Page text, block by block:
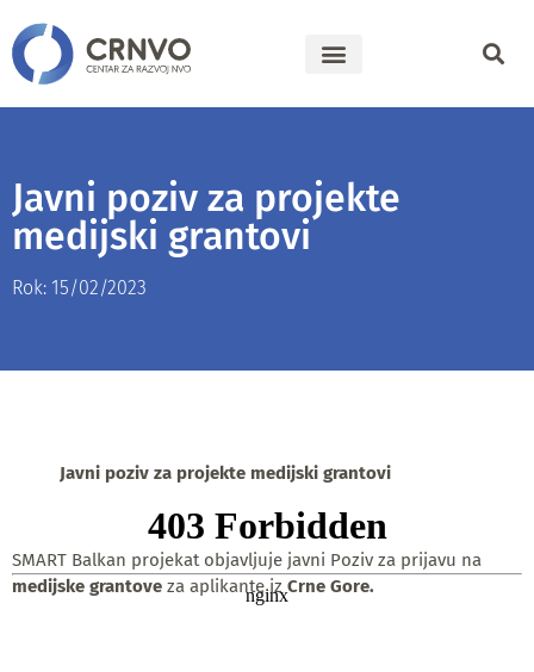
Javni poziv za projekte
medijski grantovi
Rok: 15/02/2023
Javni poziv za projekte medijski grantovi
SMART Balkan projekat objavljuje javni Poziv za prijavu na
medijske grantove za aplikante iz Crne Gore.